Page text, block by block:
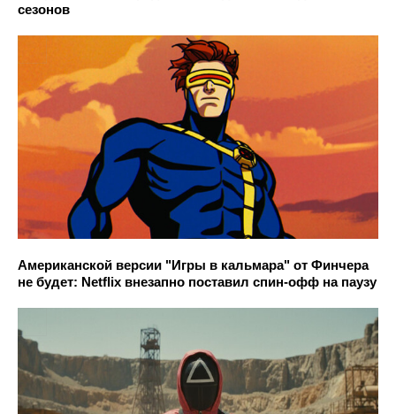
сезонов
Американской версии "Игры в кальмара" от Финчера
не будет: Netflix внезапно поставил спин-офф на паузу